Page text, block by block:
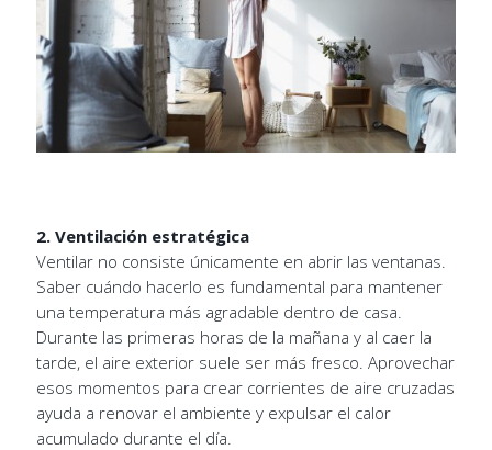
2. Ventilación estratégica
Ventilar no consiste únicamente en abrir las ventanas.
Saber cuándo hacerlo es fundamental para mantener
una temperatura más agradable dentro de casa.
Durante las primeras horas de la mañana y al caer la
tarde, el aire exterior suele ser más fresco. Aprovechar
esos momentos para crear corrientes de aire cruzadas
ayuda a renovar el ambiente y expulsar el calor
acumulado durante el día.